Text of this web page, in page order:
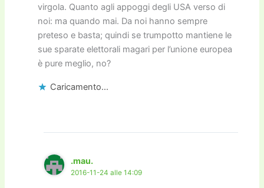
virgola. Quanto agli appoggi degli USA verso di
noi: ma quando mai. Da noi hanno sempre
preteso e basta; quindi se trumpotto mantiene le
sue sparate elettorali magari per l’unione europea
è pure meglio, no?
Caricamento...
.mau.
2016-11-24 alle 14:09